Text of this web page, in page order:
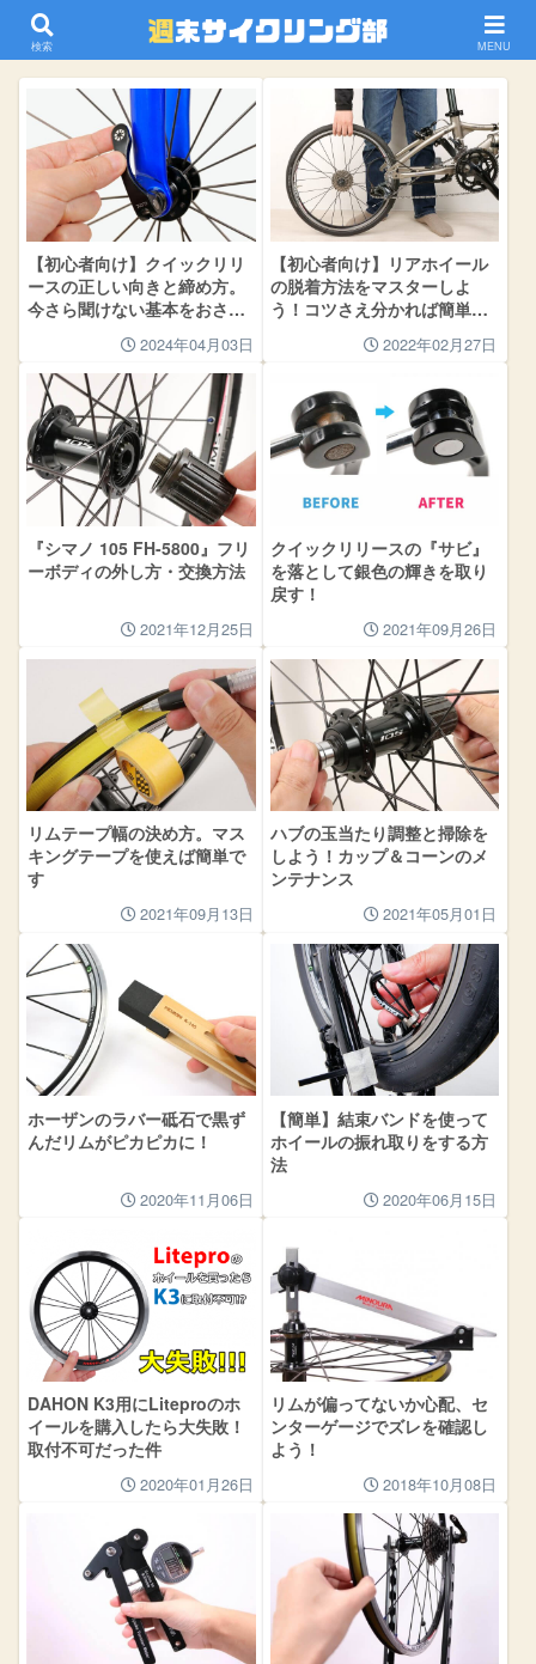
ホイール関連
【初心者向け】クイックリリ
ースの正しい向きと締め方。
今さら聞けない基本をおさら
2024年04月03日
【初心者向け】リアホイール
の脱着方法をマスターしよ
う！コツさえ分かれば簡単で
2022年02月27日
『シマノ 105 FH-5800』フリ
ーボディの外し方・交換方法
2021年12月25日
クイックリリースの『サビ』
を落として銀色の輝きを取り
戻す！
2021年09月26日
リムテープ幅の決め方。マス
キングテープを使えば簡単で
す
2021年09月13日
ハブの玉当たり調整と掃除を
しよう！カップ＆コーンのメ
ンテナンス
2021年05月01日
ホーザンのラバー砥石で黒ず
んだリムがピカピカに！
2020年11月06日
【簡単】結束バンドを使って
ホイールの振れ取りをする方
法
2020年06月15日
DAHON K3用にLiteproのホ
イールを購入したら大失敗！
取付不可だった件
2020年01月26日
リムが偏ってないか心配、セ
ンターゲージでズレを確認し
よう！
2018年10月08日
検索 MENU